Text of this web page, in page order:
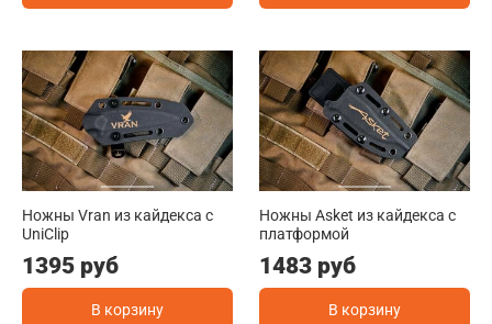
Ножны Vran из кайдекса c
UniClip
1395 руб
В корзину
Ножны Asket из кайдекса c
платформой
1483 руб
В корзину